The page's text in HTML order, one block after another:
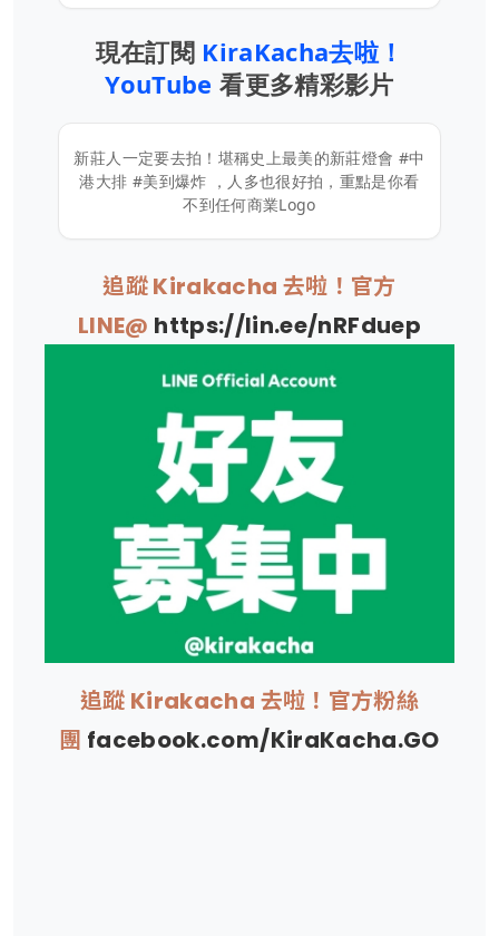
現在訂閱 KiraKacha去啦！
YouTube看更多精彩影片
新莊人一定要去拍！堪稱史上最美的新莊燈會 #中
港大排 #美到爆炸 ，人多也很好拍，重點是你看
不到任何商業Logo
追蹤 Kirakacha 去啦！官方
LINE@ https://lin.ee/nRFduep
追蹤 Kirakacha 去啦！官方粉絲
團 facebook.com/KiraKacha.GO